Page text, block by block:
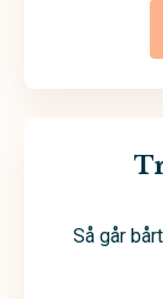
Så går